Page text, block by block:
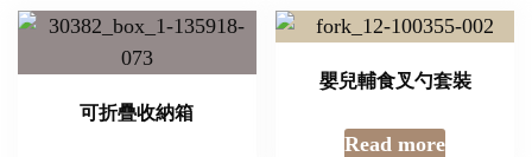
可折疊收納箱
嬰兒輔食叉勺套裝
Read more